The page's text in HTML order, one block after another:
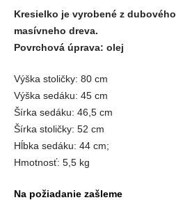
Kresielko je vyrobené z dubového
masívneho dreva.
Povrchová úprava: olej
Výška stoličky: 80 cm
Výška sedáku: 45 cm
Šírka sedáku: 46,5 cm
Šírka stoličky: 52 cm
Hĺbka sedáku: 44 cm;
Hmotnosť: 5,5 kg
Na požiadanie zašleme